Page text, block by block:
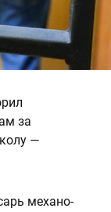
за
—
механо-